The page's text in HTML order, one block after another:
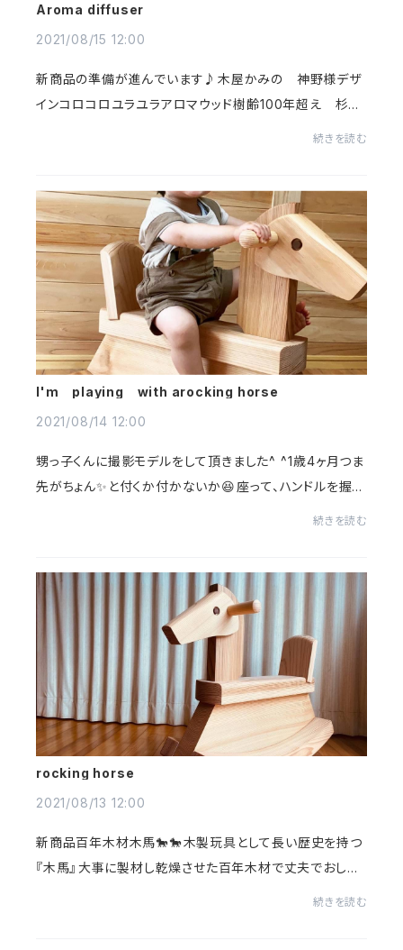
Aroma diffuser
2021/08/15 12:00
新商品の準備が進んでいます♪⁡木屋かみの 神野様デザ
イン⁡コロコロユラユラアロマウッド⁡樹齢100年超え 杉の
木で制作して頂きました^ ^⁡木目が美しくかわいいフォルム⁡
続きを読む
I'm playing with arocking horse
2021/08/14 12:00
甥っ子くんに撮影モデルをして頂きました^ ^⁡1歳4ヶ月つま
先がちょん✨と付くか付かないか😆⁡⁡座って、ハンドルを握る
続きを読む
rocking horse
2021/08/13 12:00
新商品百年木材木馬🐎🐎⁡木製玩具として長い歴史を持つ
『木馬』⁡⁡大事に製材し乾燥させた百年木材で丈夫でおしゃ
続きを読む